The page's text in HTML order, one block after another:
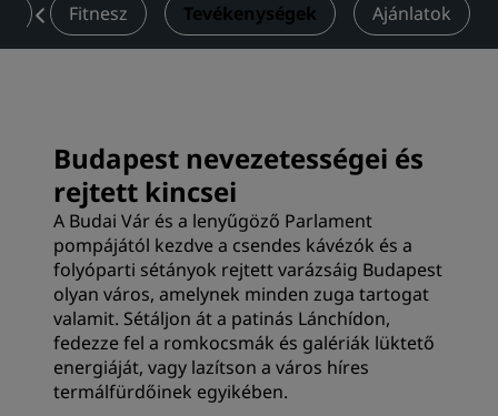
Fitnesz Tevékenységek Ajánlatok
Budapest nevezetességei és
rejtett kincsei
A Budai Vár és a lenyűgöző Parlament
pompájától kezdve a csendes kávézók és a
folyóparti sétányok rejtett varázsáig Budapest
olyan város, amelynek minden zuga tartogat
valamit. Sétáljon át a patinás Lánchídon,
fedezze fel a romkocsmák és galériák lüktető
energiáját, vagy lazítson a város híres
termálfürdőinek egyikében.